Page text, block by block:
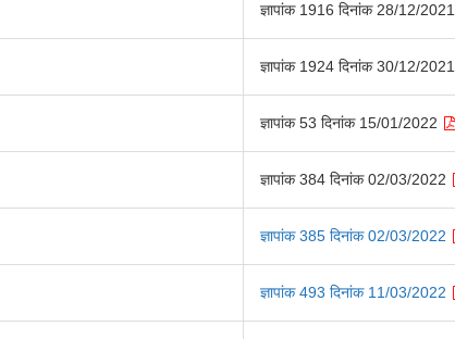
ज्ञापांक 1916 दिनांक 28/12/2021
ज्ञापांक 1924 दिनांक 30/12/2021
ज्ञापांक 53 दिनांक 15/01/2022
ज्ञापांक 384 दिनांक 02/03/2022
ज्ञापांक 385 दिनांक 02/03/2022
ज्ञापांक 493 दिनांक 11/03/2022